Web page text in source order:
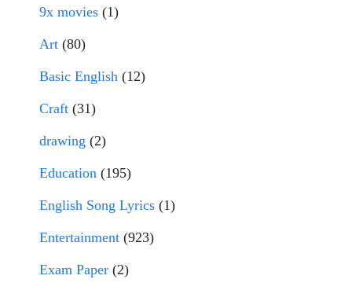
9x movies (1)
Art (80)
Basic English (12)
Craft (31)
drawing (2)
Education (195)
English Song Lyrics (1)
Entertainment (923)
Exam Paper (2)